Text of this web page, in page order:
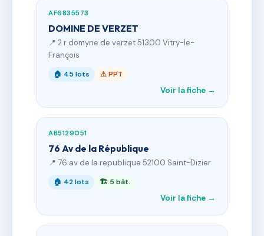
AF6835573
DOMINE DE VERZET
📍 2 r domyne de verzet 51300 Vitry-le-
François
🏠 45 lots ⚠ PPT
Voir la fiche →
AB5129051
76 Av de la République
📍 76 av de la republique 52100 Saint-Dizier
🏠 42 lots 🏗 5 bât.
Voir la fiche →